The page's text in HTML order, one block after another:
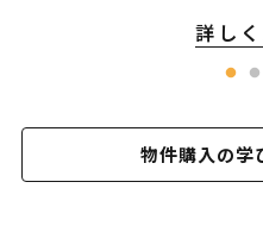
詳し
物件購入の学